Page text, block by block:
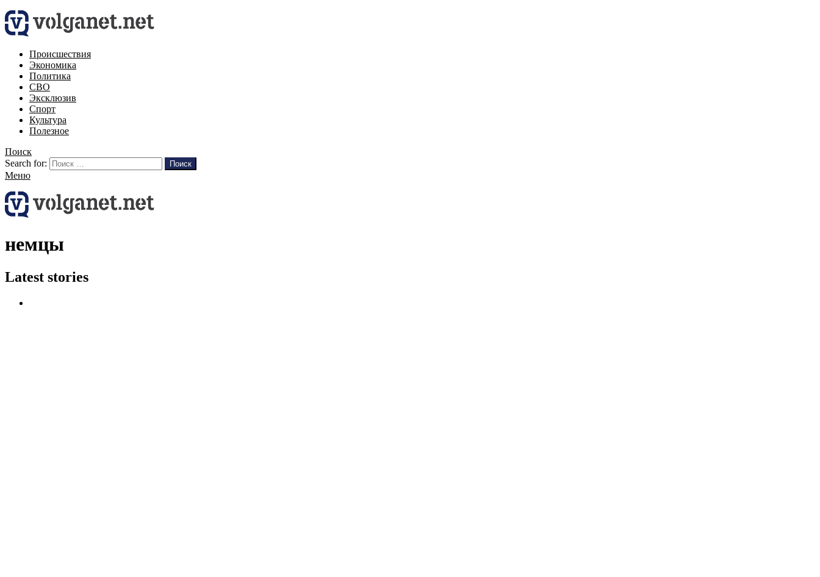
Происшествия
Экономика
Политика
СВО
Эксклюзив
Спорт
Культура
Полезное
Поиск
Search for:
Поиск
Меню
немцы
Latest stories